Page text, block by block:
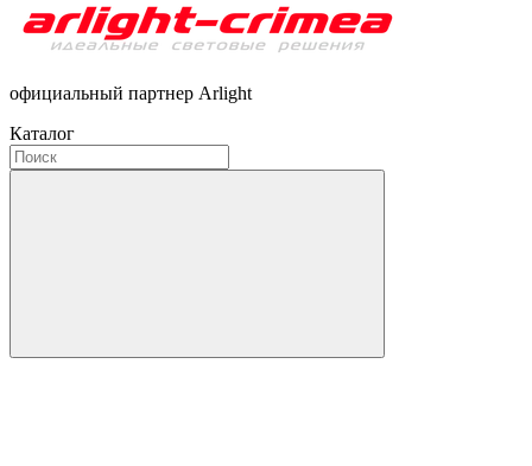
официальный партнер Arlight
Каталог